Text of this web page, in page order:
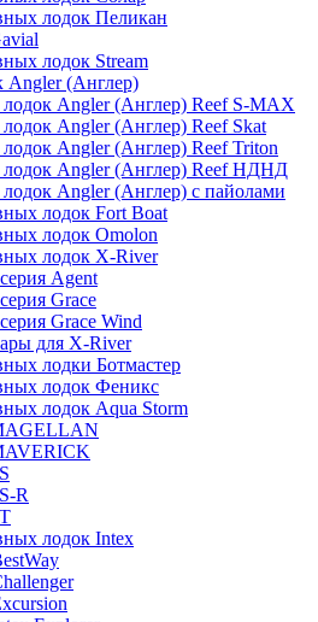
лодок Пеликан
лодок Stream
Angler (Англер)
лодок Angler (Англер) Reef S-MAX
лодок Angler (Англер) Reef Skat
лодок Angler (Англер) Reef Triton
лодок Angler (Англер) Reef НДНД
лодок Angler (Англер) с пайолами
лодок Fort Boat
лодок Omolon
лодок X-River
Agent
Grace
Grace Wind
для X-River
лодки Ботмастер
лодок Феникc
лодок Aqua Storm
R
лодок Intex